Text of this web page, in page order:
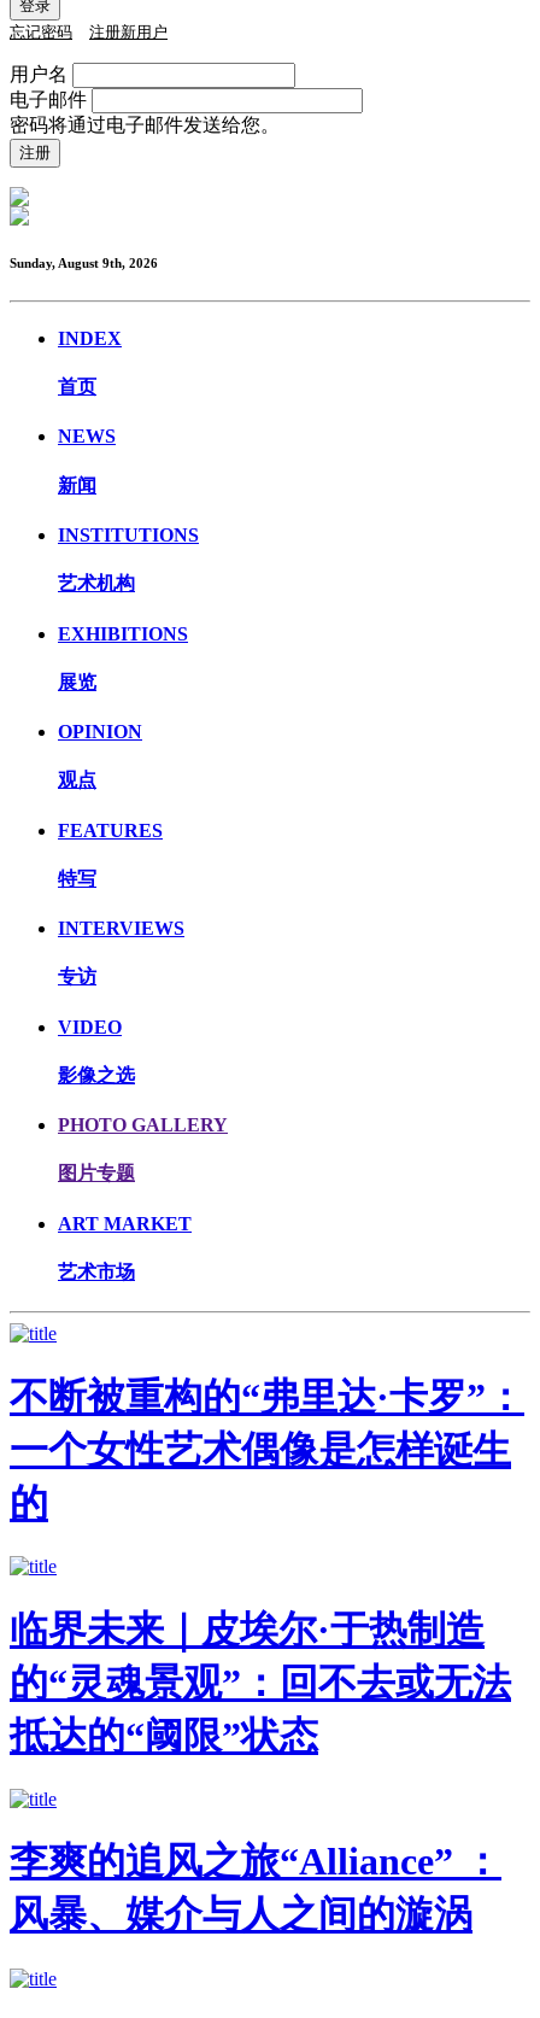
忘记密码 注册新用户
用户名
电子邮件
密码将通过电子邮件发送给您。
Sunday, August 9th, 2026
INDEX
首页
NEWS
新闻
INSTITUTIONS
艺术机构
EXHIBITIONS
展览
OPINION
观点
FEATURES
特写
INTERVIEWS
专访
VIDEO
影像之选
PHOTO GALLERY
图片专题
ART MARKET
艺术市场
不断被重构的“弗里达·卡罗”：
一个女性艺术偶像是怎样诞生
的
临界未来｜皮埃尔·于热制造
的“灵魂景观”：回不去或无法
抵达的“阈限”状态
李爽的追风之旅“Alliance” ：
风暴、媒介与人之间的漩涡